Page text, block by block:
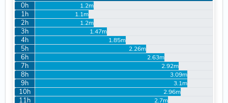
0h 1.2m
1h 1.1m
2h 1.2m
3h 1.47m
4h 1.85m
5h 2.26m
6h 2.63m
7h 2.92m
8h 3.09m
9h 3.1m
10h 2.96m
11h 2.7m